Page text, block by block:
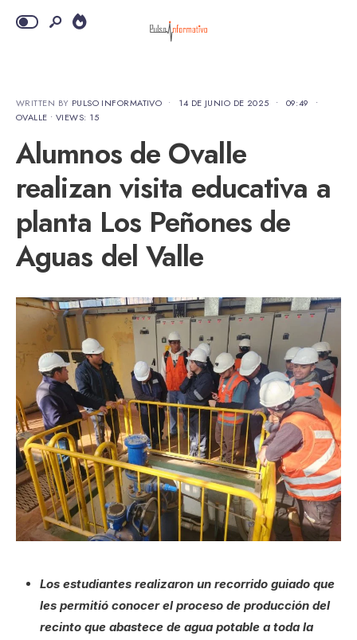
WRITTEN BY PULSO INFORMATIVO • 14 DE JUNIO DE 2025 • 09:49
•
OVALLE • VIEWS: 15
Alumnos de Ovalle
realizan visita educativa a
planta Los Peñones de
Aguas del Valle
Los estudiantes realizaron un recorrido guiado que
les permitió conocer el proceso de producción del
recinto que abastece de agua potable a toda la